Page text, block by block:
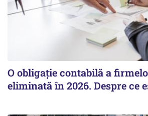
O obligație contabilă a
eliminată în 2026. Despre ce